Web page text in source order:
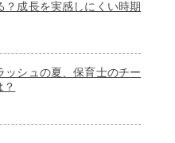
？成長を実感しにくい時期
ッシュの夏、保育士のチー
？